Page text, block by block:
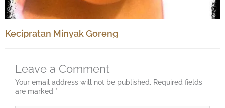
Kecipratan Minyak Goreng
Leave a Comment
Your email address will not be published. Required fields
are marked *